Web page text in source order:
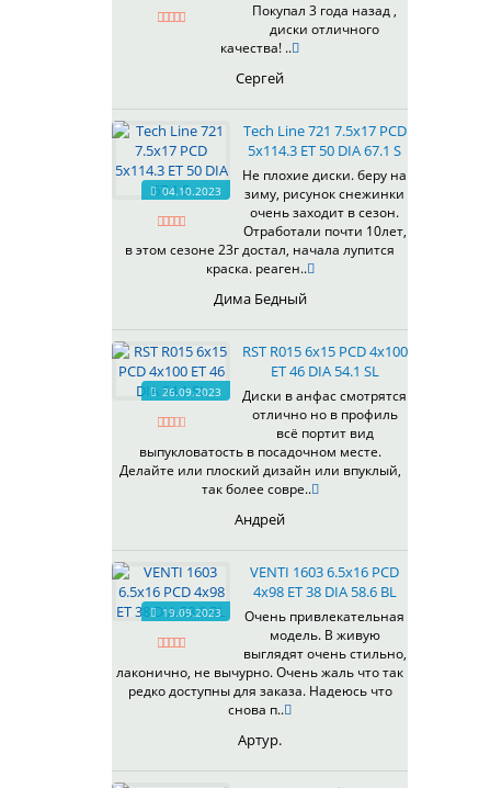
Покупал 3 года назад ,
диски отличного
качества! ..
Сергей
04.10.2023
Tech Line 721 7.5x17 PCD
5x114.3 ET 50 DIA 67.1 S
Не плохие диски. беру на
зиму, рисунок снежинки
очень заходит в сезон.
Отработали почти 10лет,
в этом сезоне 23г достал, начала лупится
краска. реаген..
Дима Бедный
26.09.2023
RST R015 6x15 PCD 4x100
ET 46 DIA 54.1 SL
Диски в анфас смотрятся
отлично но в профиль
всё портит вид
выпукловатость в посадочном месте.
Делайте или плоский дизайн или впуклый,
так более совре..
Андрей
19.09.2023
VENTI 1603 6.5x16 PCD
4x98 ET 38 DIA 58.6 BL
Очень привлекательная
модель. В живую
выглядят очень стильно,
лаконично, не вычурно. Очень жаль что так
редко доступны для заказа. Надеюсь что
снова п..
Артур.